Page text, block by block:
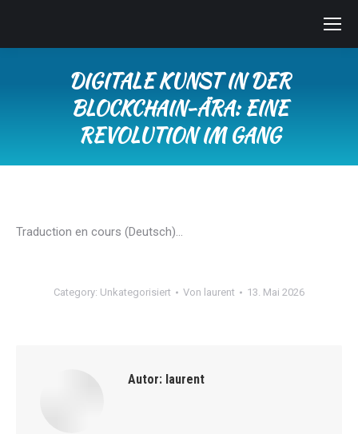
DIGITALE KUNST IN DER
BLOCKCHAIN-ÄRA: EINE
REVOLUTION IM GANG
Traduction en cours (Deutsch)…
Category: Unkategorisiert Von laurent 13. Mai 2026
Autor: laurent